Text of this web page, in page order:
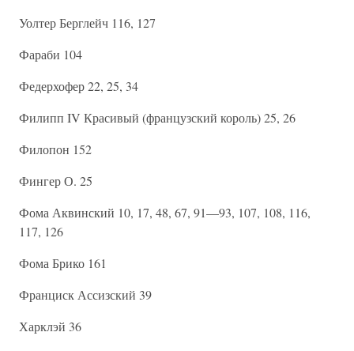
Уолтер Берглейч 116, 127
Фараби 104
Федерхофер 22, 25, 34
Филипп IV Красивый (французский король) 25, 26
Филопон 152
Фингер О. 25
Фома Аквинский 10, 17, 48, 67, 91—93, 107, 108, 116,
117, 126
Фома Брико 161
Франциск Ассизский 39
Харклэй 36